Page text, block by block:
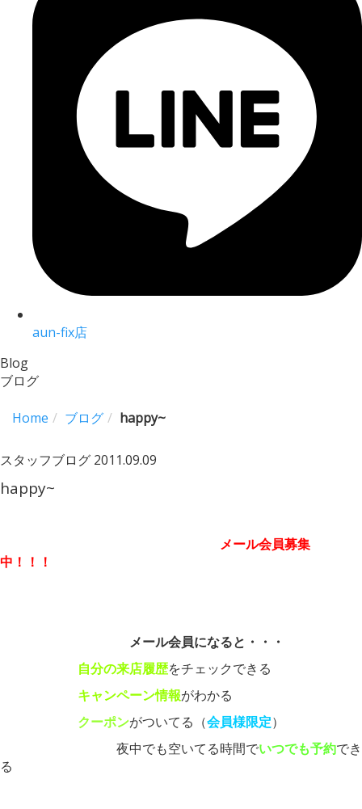
aun-fix店
Blog
ブログ
Home ブログ happy~
スタッフブログ 2011.09.09
happy~
メール会員募集
中！！！
メール会員になると・・・
自分の来店履歴をチェックできる
キャンペーン情報がわかる
クーポンがついてる（会員様限定）
夜中でも空いてる時間でいつでも予約でき
る